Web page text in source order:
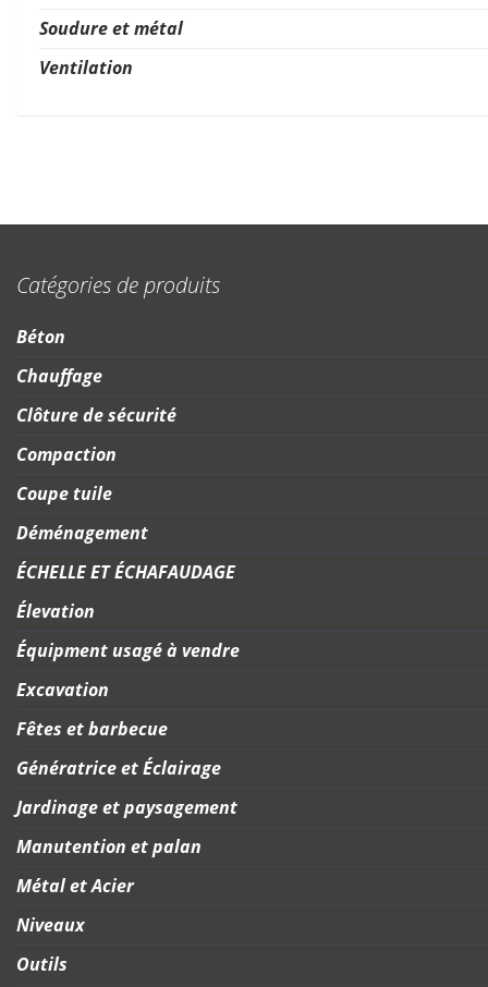
Soudure et métal
Ventilation
Catégories de produits
Béton
Chauffage
Clôture de sécurité
Compaction
Coupe tuile
Déménagement
ÉCHELLE ET ÉCHAFAUDAGE
Élevation
Équipment usagé à vendre
Excavation
Fêtes et barbecue
Génératrice et Éclairage
Jardinage et paysagement
Manutention et palan
Métal et Acier
Niveaux
Outils